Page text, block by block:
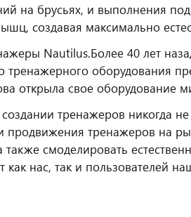
на брусьях, и выполнения
создавая максимально
Nautilus.Более 40 лет
тренажерного оборудования
открыла свое оборудование
тренажеров никогда
продвижения тренажеров на
также смоделировать
как нас, так и пользователей